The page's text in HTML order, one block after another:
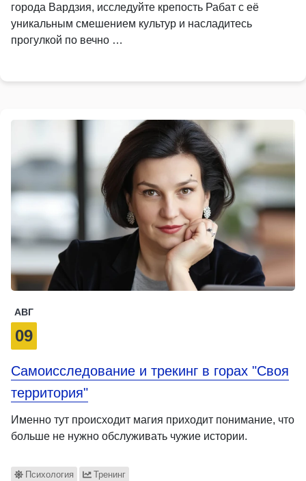
города Вардзия, исследуйте крепость Рабат с её
уникальным смешением культур и насладитесь
прогулкой по вечно …
АВГ
09
Самоисследование и трекинг в горах "Своя
территория"
Именно тут происходит магия приходит понимание, что
больше не нужно обслуживать чужие истории.
Психология Тренинг